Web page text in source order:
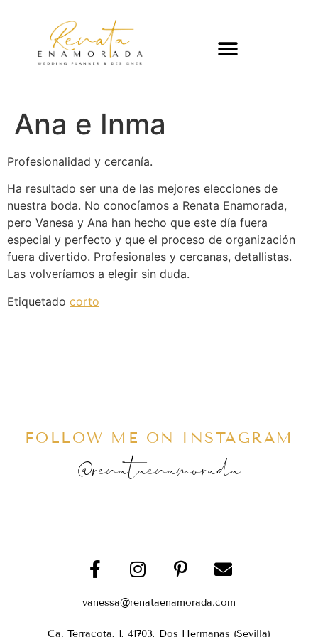
Ana e Inma
Profesionalidad y cercanía.
Ha resultado ser una de las mejores elecciones de
nuestra boda. No conocíamos a Renata Enamorada,
pero Vanesa y Ana han hecho que este día fuera
especial y perfecto y que el proceso de organización
fuera divertido. Profesionales y cercanas, detallistas.
Las volveríamos a elegir sin duda.
Etiquetado corto
FOLLOW ME ON INSTAGRAM
@renataenamorada
vanessa@renataenamorada.com
Ca. Terracota, 1, 41703, Dos Hermanas (Sevilla)